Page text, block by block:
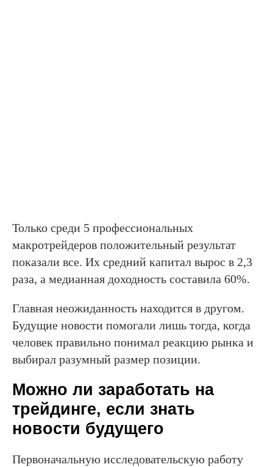
Только среди 5 профессиональных
макротрейдеров положительный результат
показали все. Их средний капитал вырос в 2,3
раза, а медианная доходность составила 60%.
Главная неожиданность находится в другом.
Будущие новости помогали лишь тогда, когда
человек правильно понимал реакцию рынка и
выбирал разумный размер позиции.
Можно ли заработать на
трейдинге, если знать
новости будущего
Первоначальную исследовательскую работу